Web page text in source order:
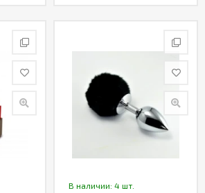
В наличии: 4 шт.